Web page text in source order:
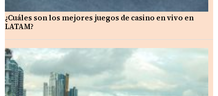
¿Cuáles son los mejores juegos de casino en vivo en
LATAM?